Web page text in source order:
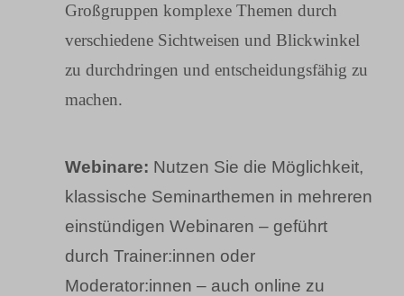
Großgruppen komplexe Themen durch
verschiedene Sichtweisen und Blickwinkel
zu durchdringen und entscheidungsfähig zu
machen.
Webinare: Nutzen Sie die Möglichkeit,
klassische Seminarthemen in mehreren
einstündigen Webinaren – geführt
durch Trainer:innen oder
Moderator:innen – auch online zu